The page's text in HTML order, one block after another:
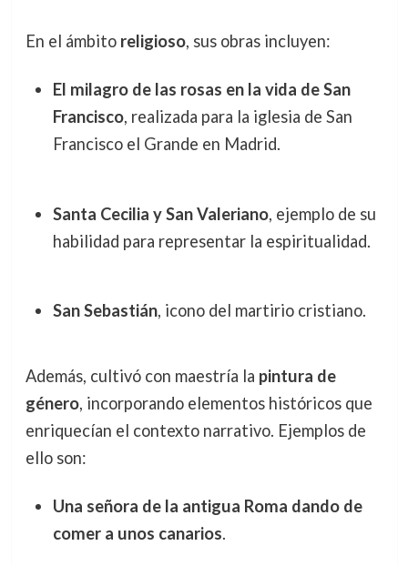
En el ámbito religioso, sus obras incluyen:
El milagro de las rosas en la vida de San
Francisco, realizada para la iglesia de San
Francisco el Grande en Madrid.
Santa Cecilia y San Valeriano, ejemplo de su
habilidad para representar la espiritualidad.
San Sebastián, icono del martirio cristiano.
Además, cultivó con maestría la pintura de
género, incorporando elementos históricos que
enriquecían el contexto narrativo. Ejemplos de
ello son:
Una señora de la antigua Roma dando de
comer a unos canarios.